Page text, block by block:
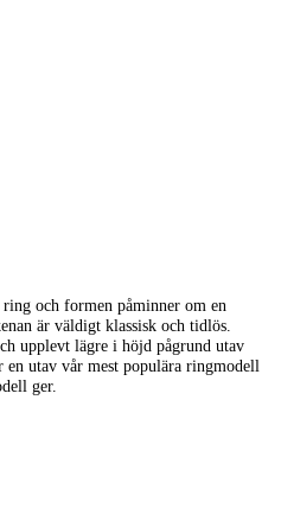
och formen påminner om en
är väldigt klassisk och tidlös.
upplevt lägre i höjd pågrund utav
utav vår mest populära ringmodell
ger.